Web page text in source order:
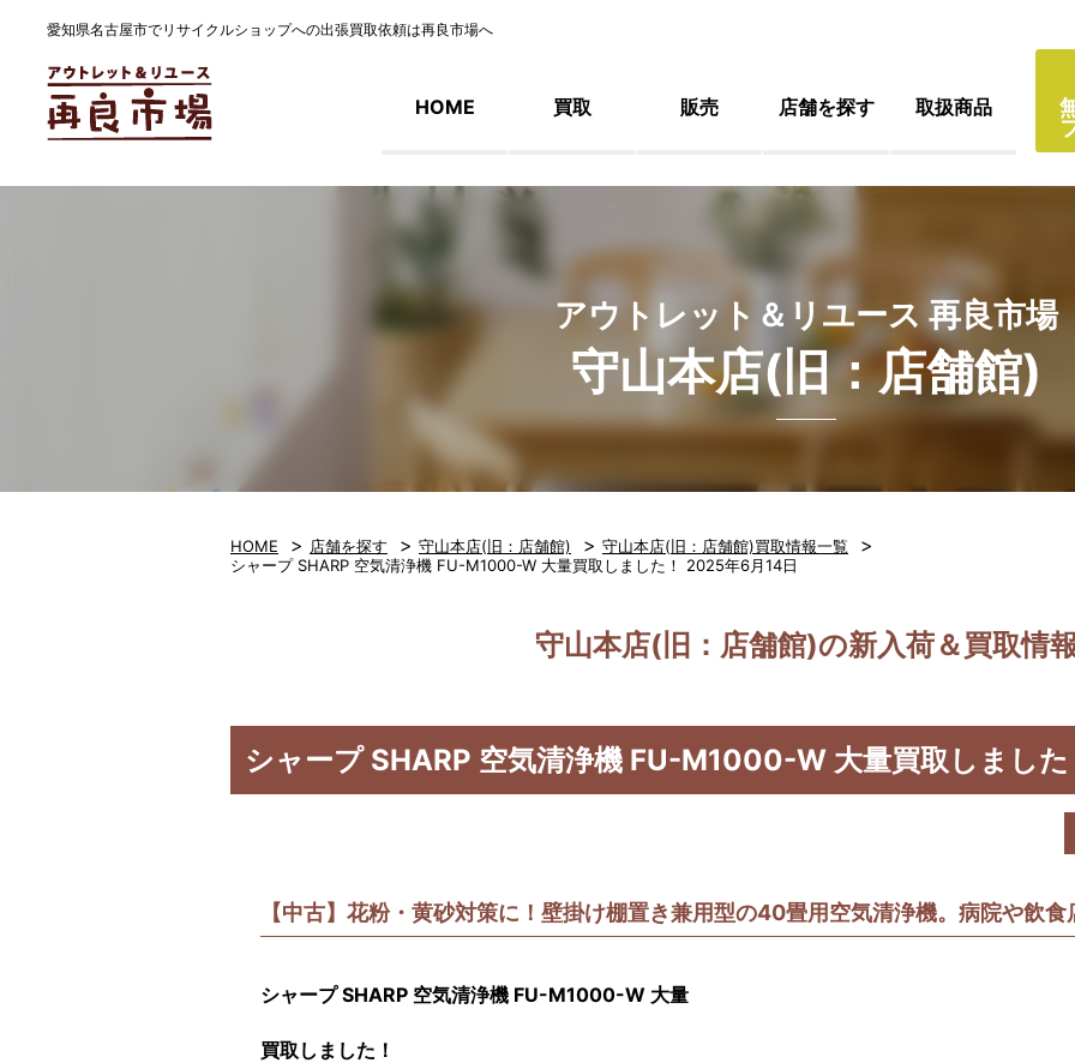
愛知県名古屋市でリサイクルショップへの出張買取依頼は再良市場へ
HOME 買取 販売 店舗を探す 取扱商品
アウトレット＆リユース 再良市場
守山本店(旧：店舗館)
HOME > 店舗を探す > 守山本店(旧：店舗館) > 守山本店(旧：店舗館)買取情報一覧 >
シャープ SHARP 空気清浄機 FU-M1000-W 大量買取しました！ 2025年6月14日
守山本店(旧：店舗館)の新入荷＆買取情
シャープ SHARP 空気清浄機 FU-M1000-W 大量買取しまし
【中古】花粉・黄砂対策に！壁掛け棚置き兼用型の40畳用空気清浄機。病院や飲
シャープ SHARP 空気清浄機 FU-M1000-W 大量
買取しました！